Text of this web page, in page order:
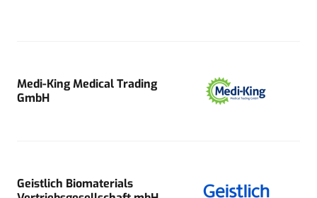
Medi-King Medical Trading
GmbH
Geistlich Biomaterials